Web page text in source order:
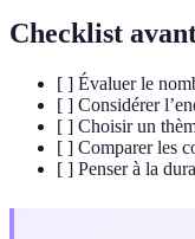
Checklist
[ ] Évaluer le
[ ] Considérer
[ ] Choisir un
[ ] Comparer les
[ ] Penser à la